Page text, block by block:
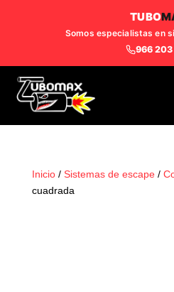
TUBO
Somos especialistas en
966
Inicio/ Sistemas de escape/
cuadrada